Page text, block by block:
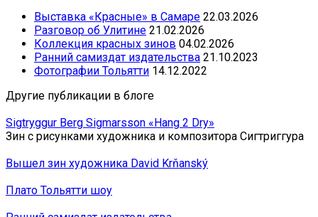
Выставка «Красные» в Самаре 22.03.2026
Разговор об Улитине 21.02.2026
Коллекция красных зинов 04.02.2026
Ранний самиздат издательства 21.10.2023
Фотографии Тольятти 14.12.2022
Другие публикации в блоге
Sigtryggur Berg Sigmarsson «Hang 2 Dry»
Зин с рисунками художника и композитора Сигтриггура
Вышел зин художника David Krňanský
Плато Тольятти шоу